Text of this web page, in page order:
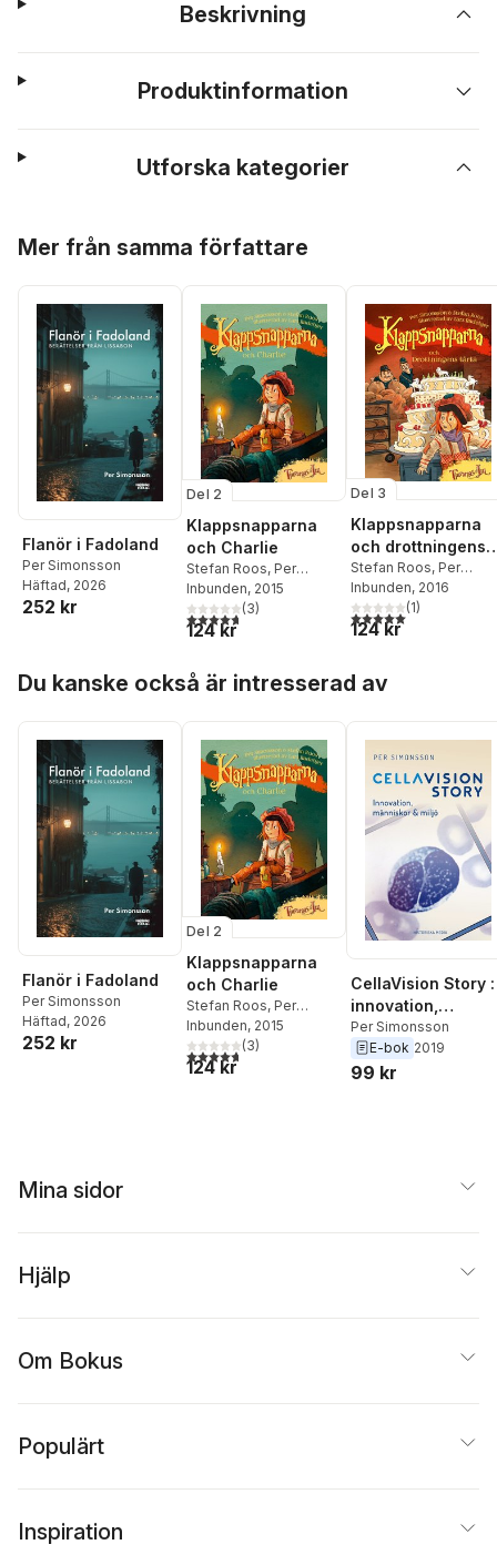
Beskrivning
Produktinformation
Utforska kategorier
Mer från samma författare
Flanör i Fadoland
Per Simonsson
Häftad, 2026
252 kr
Del 2
Klappsnapparna
och Charlie
Stefan Roos, Per
Simonsson
Inbunden, 2015
4,7utav 5 stjärnor. Totalt antal röster:
(3)
124 kr
Del 3
Klappsnapparna
och drottningens
tårta
Stefan Roos, Per
Simonsson
Inbunden, 2016
5,0utav 5 stjärnor.
(1)
124 kr
Du kanske också är intresserad av
Flanör i Fadoland
Per Simonsson
Häftad, 2026
252 kr
Del 2
Klappsnapparna
och Charlie
Stefan Roos, Per
Simonsson
Inbunden, 2015
4,7utav 5 stjärnor. Totalt antal röster:
(3)
124 kr
CellaVision Story :
innovation,
människor & miljö
Per Simonsson
E-bok 2019
99 kr
Mina sidor
Hjälp
Om Bokus
Populärt
Inspiration